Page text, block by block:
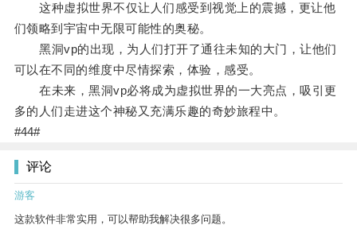
这种虚拟世界不仅让人们感受到视觉上的震撼，更让他
们领略到宇宙中无限可能性的奥秘。
黑洞vp的出现，为人们打开了通往未知的大门，让他们
可以在不同的维度中尽情探索，体验，感受。
在未来，黑洞vp必将成为虚拟世界的一大亮点，吸引更
多的人们走进这个神秘又充满乐趣的奇妙旅程中。
#44#
评论
游客
这款软件非常实用，可以帮助我解决很多问题。